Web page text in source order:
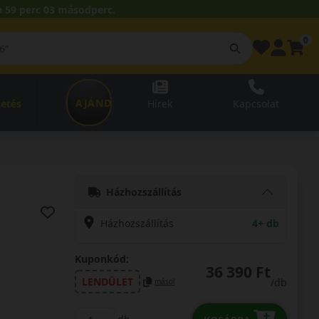
59 perc 02 másodperc.
AJÁNDÉKUTALVÁNY
Házhozszállítás
Házhozszállítás 4+ db
Kuponkód:
LENDÜLET
másol 36 390 Ft
/db